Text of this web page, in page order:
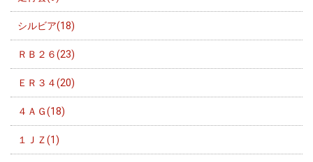
シルビア(18)
ＲＢ２６(23)
ＥＲ３４(20)
４ＡＧ(18)
１ＪＺ(1)